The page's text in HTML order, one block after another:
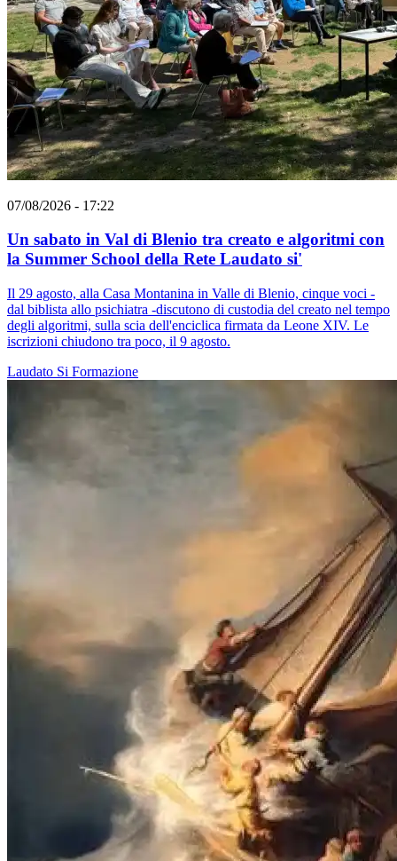
07/08/2026 - 17:22
Un sabato in Val di Blenio tra creato e algoritmi con
la Summer School della Rete Laudato si'
Il 29 agosto, alla Casa Montanina in Valle di Blenio, cinque voci -
dal biblista allo psichiatra -discutono di custodia del creato nel tempo
degli algoritmi, sulla scia dell'enciclica firmata da Leone XIV. Le
iscrizioni chiudono tra poco, il 9 agosto.
Laudato Si Formazione